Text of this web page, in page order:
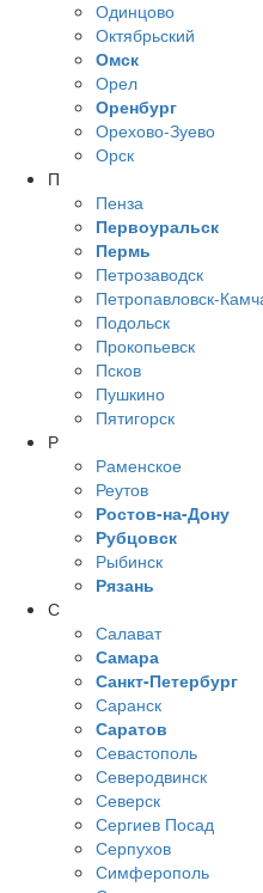
Одинцово
Октябрьский
Омск
Орел
Оренбург
Орехово-Зуево
Орск
П
Пенза
Первоуральск
Пермь
Петрозаводск
Петропавловск-
Подольск
Прокопьевск
Псков
Пушкино
Пятигорск
Р
Раменское
Реутов
Ростов-на-Дону
Рубцовск
Рыбинск
Рязань
С
Салават
Самара
Санкт-Петербург
Саранск
Саратов
Севастополь
Северодвинск
Северск
Сергиев Посад
Серпухов
Симферополь